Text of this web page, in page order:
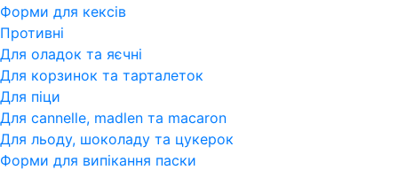
Форми для кексів
Противні
Для оладок та яєчні
Для корзинок та тарталеток
Для піци
Для cannelle, madlen та macaron
Для льоду, шоколаду та цукерок
Форми для випікання паски